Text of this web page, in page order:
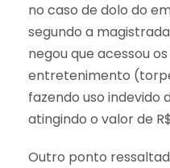
no caso de dolo do
segundo a
negou que acessou
entretenimento
fazendo uso indevido
atingindo o valor de
Outro ponto